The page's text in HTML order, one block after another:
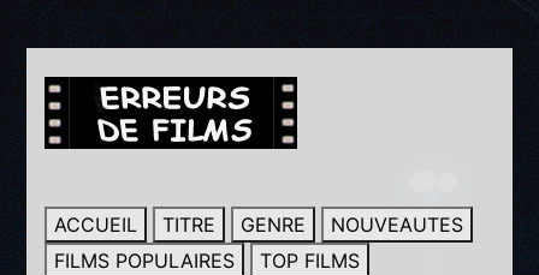
ACCUEIL TITRE GENRE
NOUVEAUTES
FILMS POPULAIRES
TOP FILMS